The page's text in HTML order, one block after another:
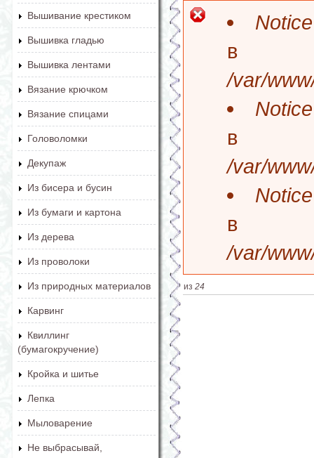
Вышивание крестиком
Вышивка гладью
Вышивка лентами
Вязание крючком
Вязание спицами
Головоломки
Декупаж
Из бисера и бусин
Из бумаги и картона
Из дерева
Из проволоки
Из природных материалов
Карвинг
Квиллинг
(бумагокручение)
Кройка и шитье
Лепка
Мыловарение
Не выбрасывай,
Сообщение
Notice
/var/
Notice
/var/
Notice
/var/
из 24